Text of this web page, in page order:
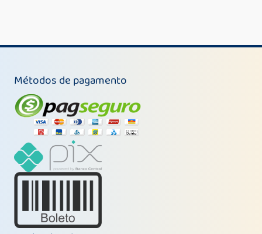
Métodos de pagamento